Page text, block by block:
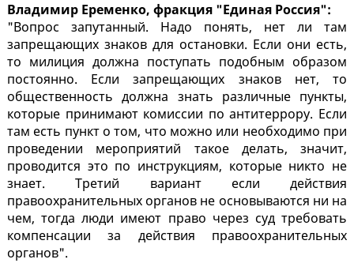
Владимир Еременко, фракция "Единая Россия":
"Вопрос запутанный. Надо понять, нет ли там
запрещающих знаков для остановки. Если они есть,
то милиция должна поступать подобным образом
постоянно. Если запрещающих знаков нет, то
общественность должна знать различные пункты,
которые принимают комиссии по антитеррору. Если
там есть пункт о том, что можно или необходимо при
проведении мероприятий такое делать, значит,
проводится это по инструкциям, которые никто не
знает. Третий вариант если действия
правоохранительных органов не основываются ни на
чем, тогда люди имеют право через суд требовать
компенсации за действия правоохранительных
органов".